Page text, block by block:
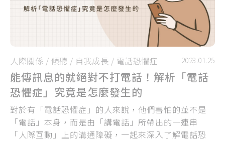
人際關係 / 傾聽 / 自我成長 / 電話恐懼症 2023.01.25
能傳訊息的就絕對不打電話！解析「電話
恐懼症」究竟是怎麼發生的
對於有「電話恐懼症」的人來說，他們害怕的並不是
「電話」本身，而是由「講電話」所帶出的一連串
「人際互動」上的溝通障礙，一起來深入了解電話恐